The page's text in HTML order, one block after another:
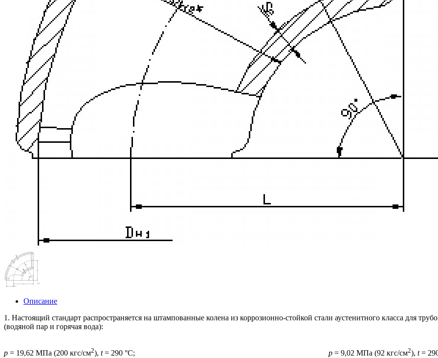
Описание
1. Настоящий стандарт распространяется на штампованные колена из коррозионно-стойкой стали аустенитного класса для
(водяной пар и горячая вода):
p = 19,62 МПа (200 кгс/см2), t= 290 °С; p = 9,02 МПа (92 кгс/см2), t=